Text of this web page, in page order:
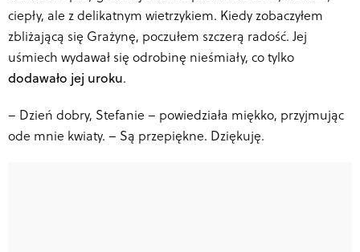
ciepły, ale z delikatnym wietrzykiem. Kiedy zobaczyłem
zbliżającą się Grażynę, poczułem szczerą radość. Jej
uśmiech wydawał się odrobinę nieśmiały, co tylko
dodawało jej uroku.
– Dzień dobry, Stefanie – powiedziała miękko, przyjmując
ode mnie kwiaty. – Są przepiękne. Dziękuję.